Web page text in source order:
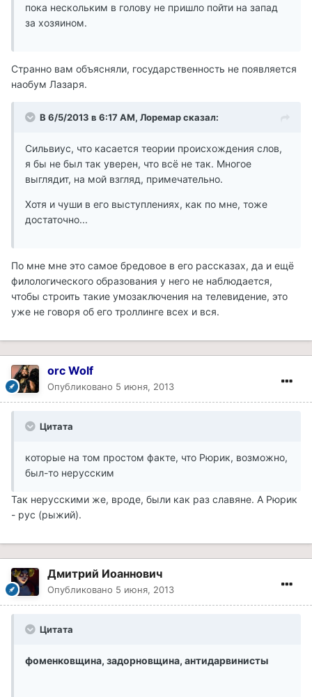
пока нескольким в голову не пришло пойти на запад
за хозяином.
Странно вам объясняли, государственность не появляется
наобум Лазаря.
В 6/5/2013 в 6:17 AM, Лоремар сказал:
Сильвиус, что касается теории происхождения слов,
я бы не был так уверен, что всё не так. Многое
выглядит, на мой взгляд, примечательно.
Хотя и чуши в его выступлениях, как по мне, тоже
достаточно...
По мне мне это самое бредовое в его рассказах, да и ещё
филологического образования у него не наблюдается,
чтобы строить такие умозаключения на телевидение, это
уже не говоря об его троллинге всех и вся.
orc Wolf
Опубликовано 5 июня, 2013
Цитата
которые на том простом факте, что Рюрик, возможно,
был-то нерусским
Так нерусскими же, вроде, были как раз славяне. А Рюрик
- рус (рыжий).
Дмитрий Иоаннович
Опубликовано 5 июня, 2013
Цитата
фоменковщина, задорновщина, антидарвинисты